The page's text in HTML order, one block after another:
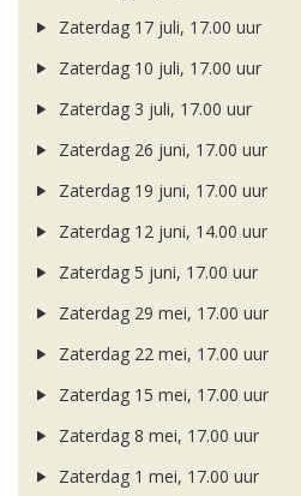
Zaterdag 17 juli, 17.00 uur
Zaterdag 10 juli, 17.00 uur
Zaterdag 3 juli, 17.00 uur
Zaterdag 26 juni, 17.00 uur
Zaterdag 19 juni, 17.00 uur
Zaterdag 12 juni, 14.00 uur
Zaterdag 5 juni, 17.00 uur
Zaterdag 29 mei, 17.00 uur
Zaterdag 22 mei, 17.00 uur
Zaterdag 15 mei, 17.00 uur
Zaterdag 8 mei, 17.00 uur
Zaterdag 1 mei, 17.00 uur